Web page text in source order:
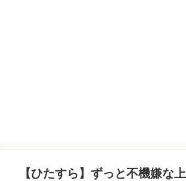
【ひたすら】ずっと不機嫌な